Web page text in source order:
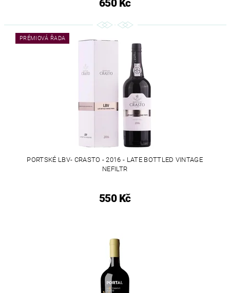
650 Kč
PRÉMIOVÁ ŘADA
PORTSKÉ LBV- CRASTO - 2016 - LATE BOTTLED VINTAGE
NEFILTR
550 Kč